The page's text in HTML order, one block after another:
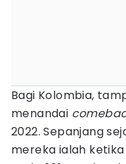
Bagi Kolombia,
menandai
2022. Sepanjang
mereka ialah